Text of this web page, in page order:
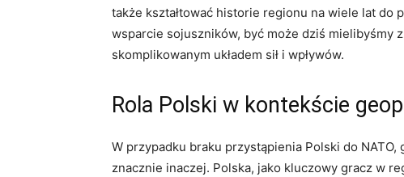
także⁢ kształtować historie regionu na wiele lat do
wsparcie sojuszników, być może dziś mielibyśmy
skomplikowanym układem sił i ⁤wpływów.
Rola Polski w kontekście
W​ przypadku braku przystąpienia Polski do
znacznie inaczej. Polska, jako kluczowy gracz⁣ w